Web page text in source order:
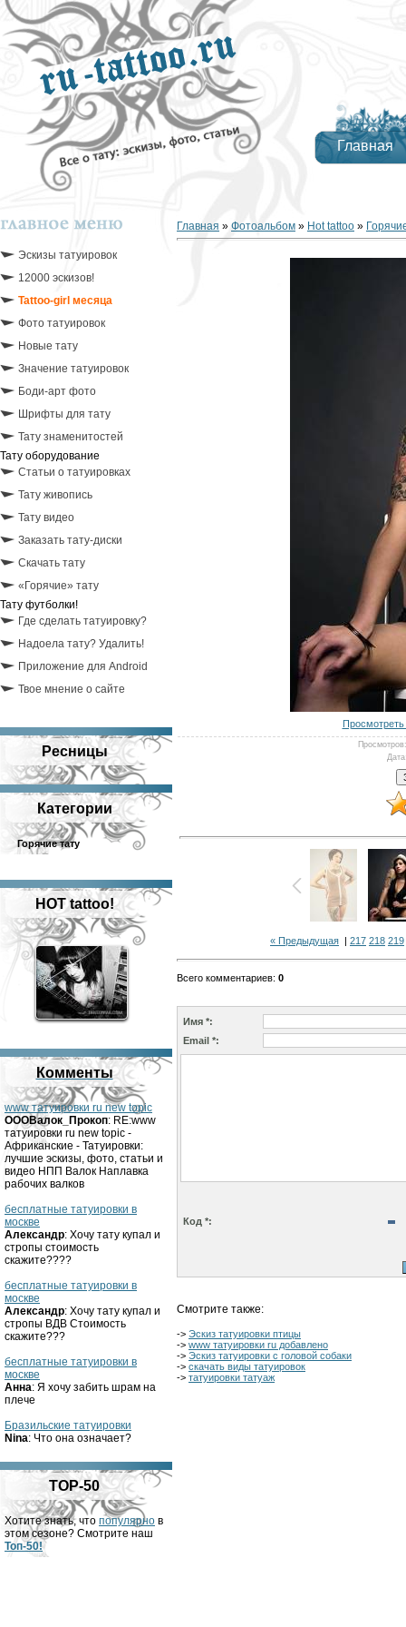
Главная
Эскизы татуировок
12000 эскизов!
Tattoo-girl месяца
Фото татуировок
Новые тату
Значение татуировок
Боди-арт фото
Шрифты для тату
Тату знаменитостей
Тату оборудование
Статьи о татуировках
Тату живопись
Тату видео
Заказать тату-диски
Скачать тату
«Горячие» тату
Тату футболки!
Где сделать татуировку?
Надоела тату? Удалить!
Приложение для Android
Твое мнение о сайте
Ресницы
Категории
Горячие тату
HOT tattoo!
Комменты
www татуировки ru new topic
OOOВалок_Прокоп: RE:www
татуировки ru new topic -
Африканские - Татуировки:
лучшие эскизы, фото, статьи и
видео НПП Валок Наплавка
рабочих валков
бесплатные татуировки в
москве
Александр: Хочу тату купал и
стропы стоимость
скажите????
бесплатные татуировки в
москве
Александр: Хочу тату купал и
стропы ВДВ Стоимость
скажите???
бесплатные татуировки в
москве
Анна: Я хочу забить шрам на
плече
Бразильские татуировки
Nina: Что она означает?
TOP-50
Хотите знать, что популярно в
этом сезоне? Смотрите наш
Топ-50!
Главная » Фотоальбом » Hot tattoo »
Просмотров
Дата
« Предыдущая | 217 218 219
Всего комментариев: 0
Имя *:
Email *:
Код *:
Смотрите также:
-> Эскиз татуировки птицы
-> www татуировки ru добавлено
-> Эскиз татуировки с головой собаки
-> скачать виды татуировок
-> татуировки татуаж